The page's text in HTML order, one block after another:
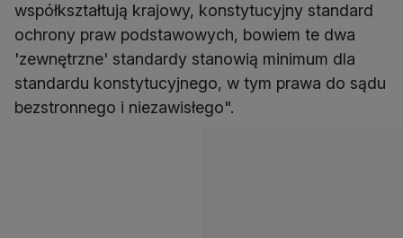
współkształtują krajowy, konstytucyjny standard
ochrony praw podstawowych, bowiem te dwa
'zewnętrzne' standardy stanowią minimum dla
standardu konstytucyjnego, w tym prawa do sądu
bezstronnego i niezawisłego".